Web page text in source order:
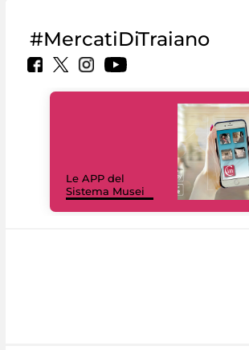
#MercatiDiTraiano
Le APP del
Sistema Musei